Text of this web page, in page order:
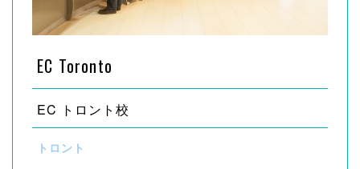
EC Toronto
EC トロント校
トロント